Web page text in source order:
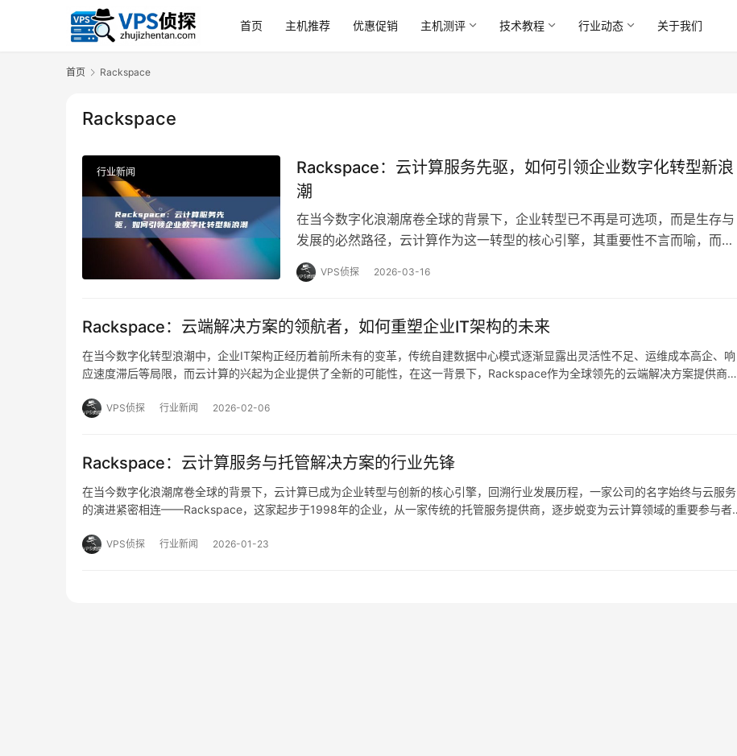
首页 主机推荐 优惠促销 主机测评 技术教程 行业动态 关于我们
首页 Rackspace
Rackspace
行业新闻
Rackspace：云计算服务先驱，如何引领企业数字化转型新浪
潮
在当今数字化浪潮席卷全球的背景下，企业转型已不再是可选项，而是生存与
发展的必然路径，云计算作为这一转型的核心引擎，其重要性不言而喻，而提
及云计算服务的演进与普及，Rackspace，简称Rackspace，是一个无法绕开
的先驱与关键角色，自诞生以来，Rackspace不仅见证了云计算从萌芽到成熟
VPS侦探 2026-03-16
Rackspace：云端解决方案的领航者，如何重塑企业IT架构的未来
在当今数字化转型浪潮中，企业IT架构正经历着前所未有的变革，传统自建数据中心模式逐渐显露出灵活性不足、运维成本高企、响
应速度滞后等局限，而云计算的兴起为企业提供了全新的可能性，在这一背景下，Rackspace作为全球领先的云端解决方案提供商，
VPS侦探 行业新闻 2026-02-06
Rackspace：云计算服务与托管解决方案的行业先锋
在当今数字化浪潮席卷全球的背景下，云计算已成为企业转型与创新的核心引擎，回溯行业发展历程，一家公司的名字始终与云服务
的演进紧密相连——Rackspace，这家起步于1998年的企业，从一家传统的托管服务提供商，逐步蜕变为云计算领域的重要参与者
VPS侦探 行业新闻 2026-01-23